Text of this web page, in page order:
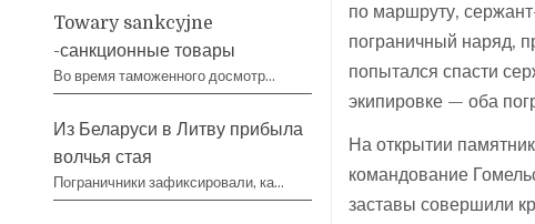
по маршруту,
пограничный наряд,
попытался спасти
экипировке — оба
На открытии
командование
заставы совершили
Towary sankcyjne
-санкционные товары
Во время таможенного досмотр…
Из Беларуси в Литву прибыла
волчья стая
Пограничники зафиксировали, ка…